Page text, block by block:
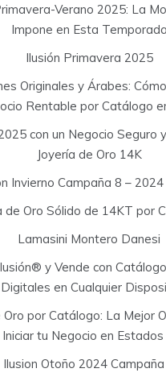
Verano 2025: La
Impone en Esta Temporada
Ilusión Primavera 2025
Originales y Árabes:
Rentable por Catálogo
con un Negocio Seguro
Joyería de Oro 14K
Invierno Campaña 8 –
de Oro Sólido de 14KT por
Lamasini Montero Danesi
y Vende con
en Cualquier
Oro por Catálogo: La Mejor
tu Negocio en Estados
Ilusion Otoño 2024